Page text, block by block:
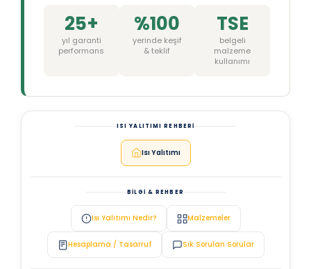
25+
yıl garanti
performans
%100
yerinde keşif
& teklif
TSE
belgeli
malzeme
kullanımı
ISI YALITIMI REHBERI
Isı Yalıtımı
BILGI & REHBER
Isı Yalıtımı Nedir? Malzemeler
Hesaplama / Tasarruf Sık Sorulan Sorular